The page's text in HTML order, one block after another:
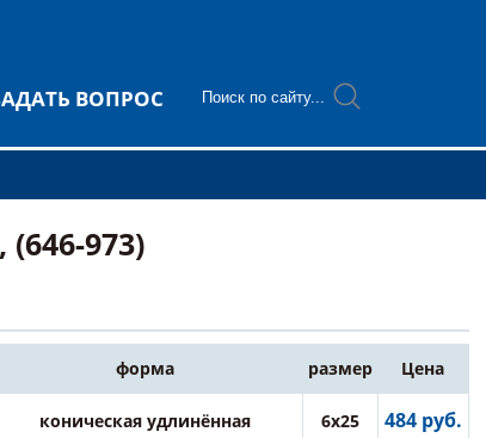
ВОПРОС
973)
форма размер Цена
коническая удлинённая 6х25 484 руб.